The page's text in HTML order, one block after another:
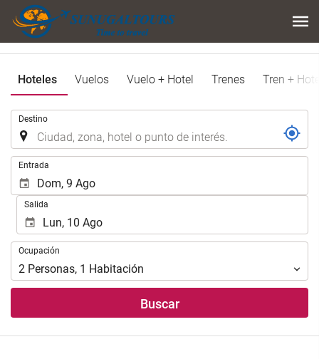
Hoteles Vuelos Vuelo + Hotel Trenes Tren +
Destino
Entrada
Salida
Ocupación
Ocupación
2 Personas, 1 Habitación
Buscar